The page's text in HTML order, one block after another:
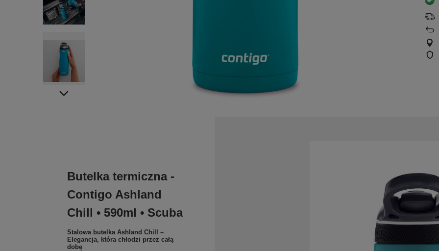
Butelka termiczna -
Contigo Ashland
Chill • 590ml • Scuba
Stalowa butelka Ashland Chill –
Elegancja, która chłodzi przez całą
dobę